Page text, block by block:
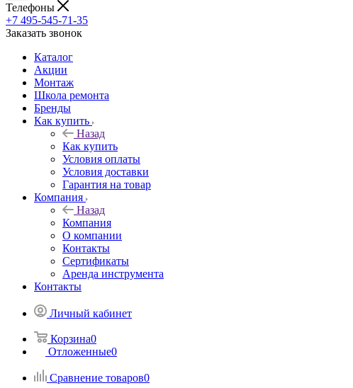
Телефоны
+7 495-545-71-35
Заказать звонок
Каталог
Акции
Монтаж
Школа ремонта
Бренды
Как купить
Назад
Как купить
Условия оплаты
Условия доставки
Гарантия на товар
Компания
Назад
Компания
О компании
Контакты
Сертификаты
Аренда инструмента
Контакты
Личный кабинет
Корзина0
Отложенные0
Сравнение товаров0